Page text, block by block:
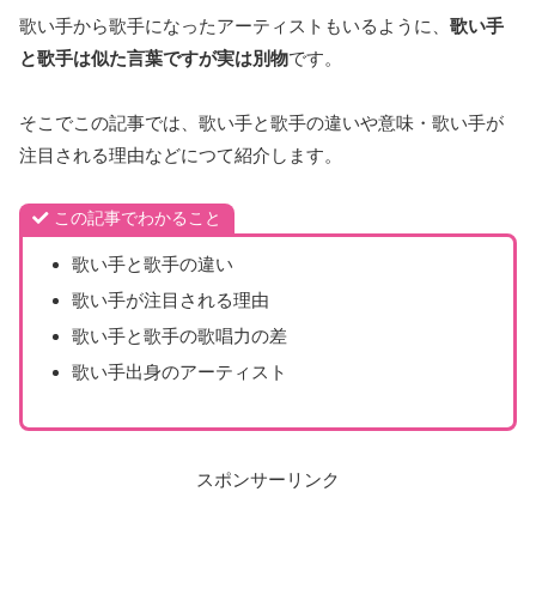
歌い手から歌手になったアーティストもいるように、 歌い手
と歌手は似た言葉ですが実は別物です。
そこでこの記事では、歌い手と歌手の違いや意味・歌い手が
注目される理由などにつて紹介します。
この記事でわかること
歌い手と歌手の違い
歌い手が注目される理由
歌い手と歌手の歌唱力の差
歌い手出身のアーティスト
スポンサーリンク